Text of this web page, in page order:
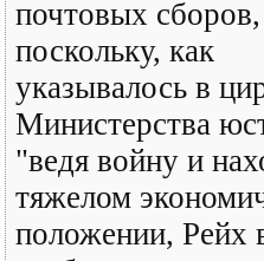
почтовых
поскольку, как
указывалось в
Министерства
"ведя войну и
тяжелом
положении, Рейх